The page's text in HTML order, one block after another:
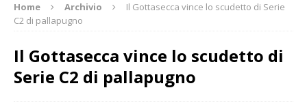
Home Archivio
Il Gottasecca vince lo scudetto di Serie
C2 di pallapugno
Il Gottasecca vince lo scudetto di
Serie C2 di pallapugno